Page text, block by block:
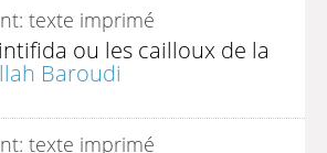
ou les cailloux de la
Baroudi